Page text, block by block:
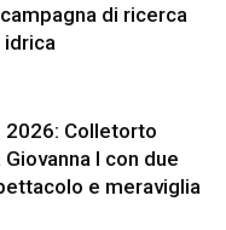
di ricerca
2026: Colletorto
I con due
e meraviglia